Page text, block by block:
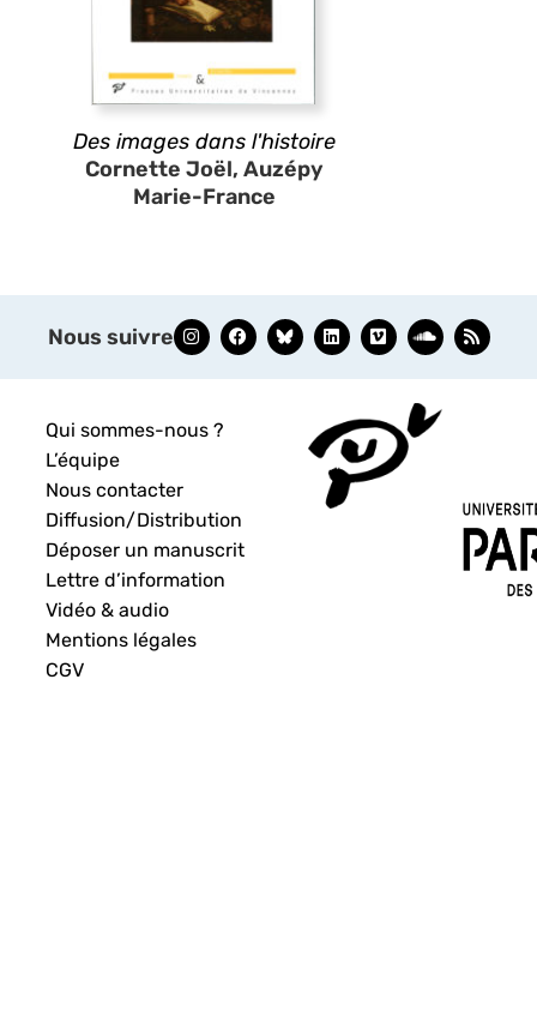
Des images dans l'histoire
Cornette Joël, Auzépy
Marie-France
Nous suivre
Qui sommes-nous ?
L’équipe
Nous contacter
Diffusion/Distribution
Déposer un manuscrit
Lettre d’information
Vidéo & audio
Mentions légales
CGV